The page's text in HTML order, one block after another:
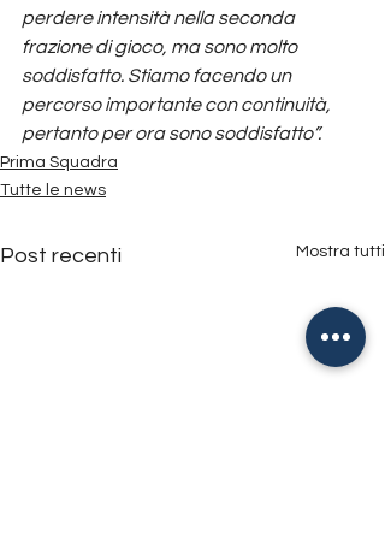
perdere intensità nella seconda
frazione di gioco, ma sono molto
soddisfatto. Stiamo facendo un
percorso importante con continuità,
pertanto per ora sono soddisfatto”.
Prima Squadra
Tutte le news
Post recenti Mostra tutti